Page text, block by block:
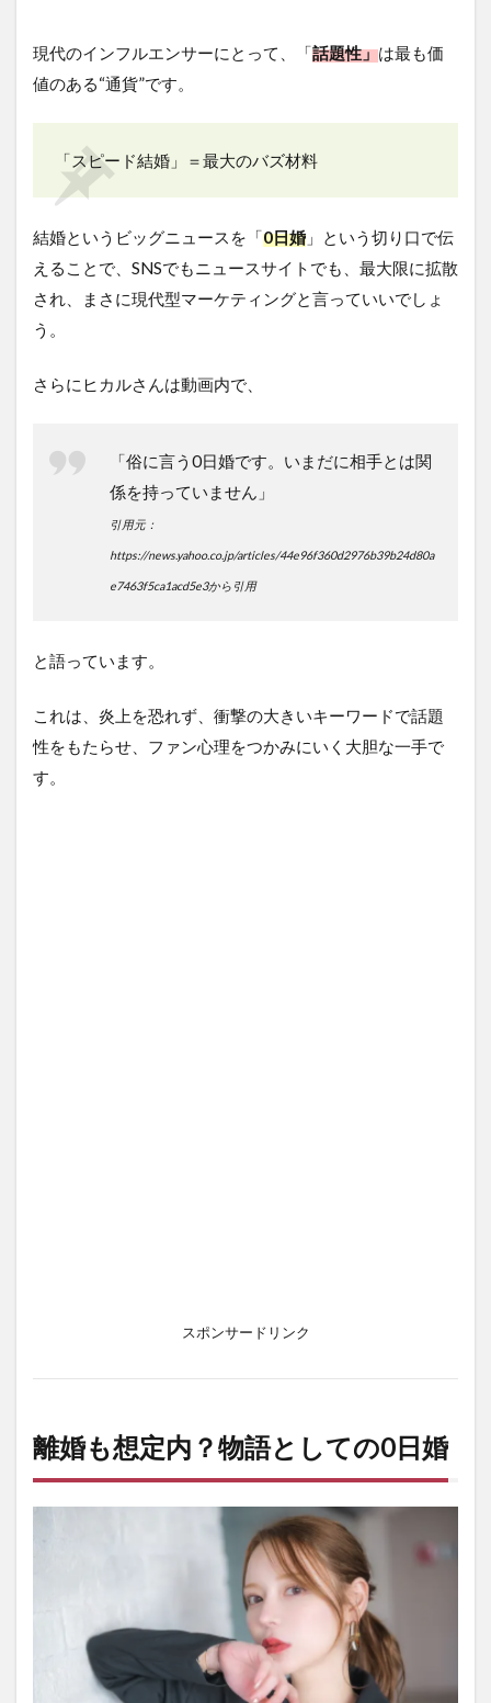
現代のインフルエンサーにとって、「話題性」は最も価
値のある“通貨”です。
「スピード結婚」＝最大のバズ材料
結婚というビッグニュースを「0日婚 」という切り口で伝
えることで、SNSでもニュースサイトでも、最大限に拡散
され、まさに現代型マーケティングと言っていいでしょ
う。
さらにヒカルさんは動画内で、
「俗に言う0日婚です。いまだに相手とは関
係を持っていません」
引用元：
https://news.yahoo.co.jp/articles/44e96f360d2976b39b24d80a
e7463f5ca1acd5e3から引用
と語っています。
これは、炎上を恐れず、衝撃の大きいキーワードで話題
性をもたらせ、ファン心理をつかみにいく大胆な一手で
す。
スポンサードリンク
離婚も想定内？物語としての0日婚